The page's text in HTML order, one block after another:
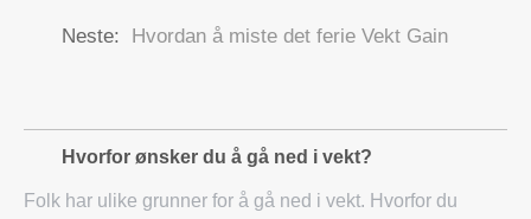
Neste: Hvordan å miste det ferie Vekt Gain
Hvorfor ønsker du å gå ned i vekt?
Folk har ulike grunner for å gå ned i vekt. Hvorfor du